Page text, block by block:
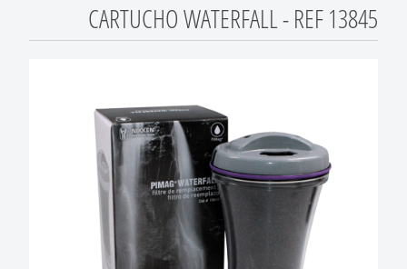
CARTUCHO WATERFALL - REF 13845